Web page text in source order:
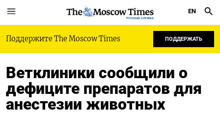
РУССКАЯ СЛУЖБА
EN
Поддержите The Moscow Times ПОДДЕРЖАТЬ
Ветклиники сообщили о
дефиците препаратов для
анестезии животных